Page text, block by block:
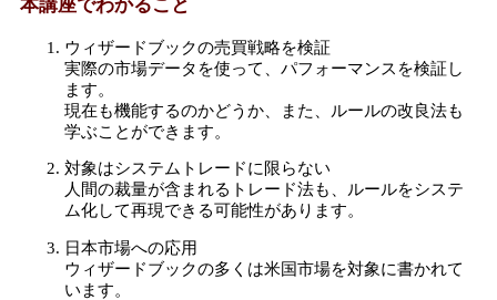
本講座でわかること
ウィザードブックの売買戦略を検証
実際の市場データを使って、パフォーマンスを検証し
ます。
現在も機能するのかどうか、また、ルールの改良法も
学ぶことができます。
対象はシステムトレードに限らない
人間の裁量が含まれるトレード法も、ルールをシステ
ム化して再現できる可能性があります。
日本市場への応用
ウィザードブックの多くは米国市場を対象に書かれて
います。